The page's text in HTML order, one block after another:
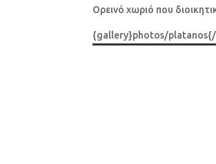
Ορεινό χωριό που
{gallery}photos/